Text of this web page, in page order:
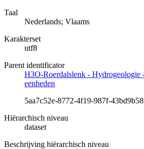
Taal
Nederlands; Vlaams
Karakterset
utf8
Parent identificator
H3O-Roerdalslenk - Hydrogeologie
eenheden
5aa7c52e-8772-4f19-987f-
Hiërarchisch niveau
dataset
Beschrijving hiërarchisch niveau